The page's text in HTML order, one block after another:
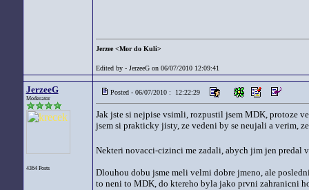
Jerzee <Mor do Kuli>
Edited by - JerzeeG on 06/07/2010 12:09:41
JerzeeG
Moderator
4364 Posts
Posted - 06/07/2010 : 12:22:29
Jak jste si nejpise vsimli, rozpustil jsem MDK, protoze
jsem si prakticky jisty, ze vedeni by se neujali a verim,
Nekteri novacci-cizinci me zadali, abych jim jen predal
Dlouhou dobu jsme meli velmi dobre jmeno, ale
to neni to MDK, do ktereho byla jako prvni zahranicni